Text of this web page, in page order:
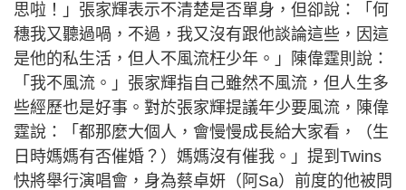
思啦！」張家輝表示不清楚是否單身，但卻說：「何
穗我又聽過喎，不過，我又沒有跟他談論這些，因這
是他的私生活，但人不風流枉少年。」陳偉霆則說：
「我不風流。」張家輝指自己雖然不風流，但人生多
些經歷也是好事。對於張家輝提議年少要風流，陳偉
霆說：「都那麼大個人，會慢慢成長給大家看，（生
日時媽媽有否催婚？）媽媽沒有催我。」提到Twins
快將舉行演唱會，身為蔡卓妍（阿Sa）前度的他被問